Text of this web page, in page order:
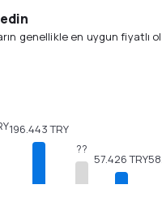
genellikle en uygun fiyatlı
196.443 TRY
??
57.426 TRY